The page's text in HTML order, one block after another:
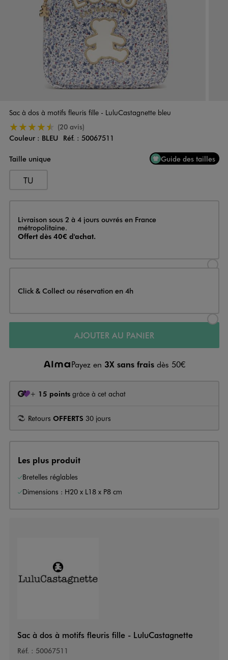
Sac à dos à motifs fleuris fille - LuluCastagnette bleu
4.5/5 de moyenne
(20 avis)
Couleur
Couleur : BLEU Réf. : 50067511
Taille unique
Guide des tailles
TU
Livraison
Livraison sous 2 à 4 jours ouvrés en France
métropolitaine.
Offert dès 40€ d'achat.
Click & Collect ou réservation en 4h
AJOUTER AU PANIER
Payez en 3X sans frais dès 50€
+ 15 points grâce à cet achat
Retours OFFERTS 30 jours
Les plus produit
Bretelles réglables
Dimensions : H20 x L18 x P8 cm
Sac à dos à motifs fleuris fille - LuluCastagnette
Réf. : 50067511